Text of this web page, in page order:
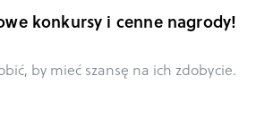
konkursy i cenne nagrody!
by mieć szansę na ich zdobycie.